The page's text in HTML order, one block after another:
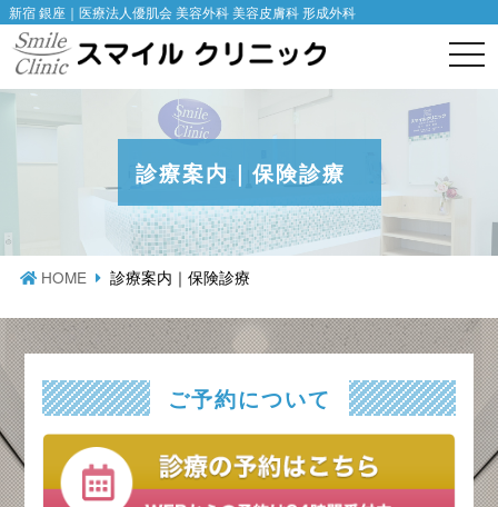
新宿 銀座｜医療法人優肌会 美容外科 美容皮膚科 形成外科
診療案内｜保険診療
HOME 診療案内｜保険診療
ご予約について